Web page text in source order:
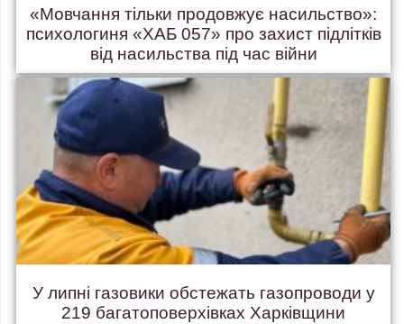
«Мовчання тільки продовжує насильство»:
психологиня «ХАБ 057» про захист підлітків
від насильства під час війни
У липні газовики обстежать газопроводи у
219 багатоповерхівках Харківщини